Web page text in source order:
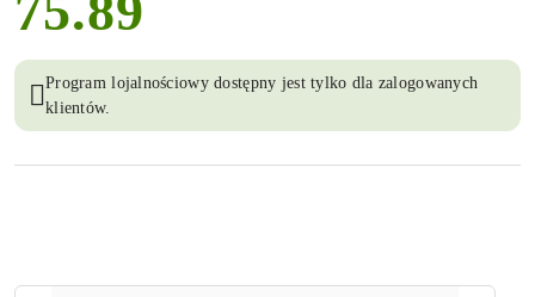
cena:
Program lojalnościowy dostępny jest tylko dla zalogowanych
klientów.